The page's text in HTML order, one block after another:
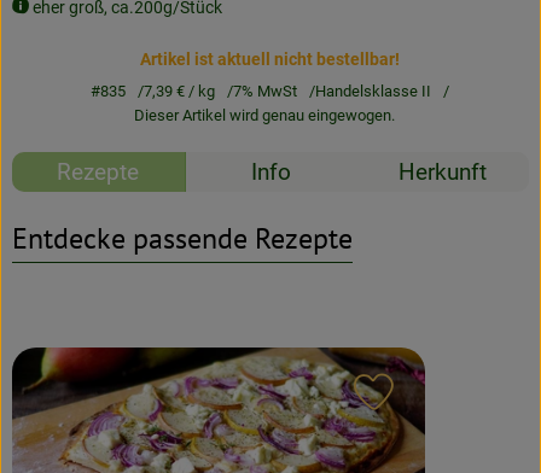
So gehts
Blog
Bio-Kochboxen
eher groß, ca.200g/Stück
Artikel ist aktuell nicht bestellbar!
#835 7,39 € / kg 7% MwSt
Handelsklasse II
Dieser Artikel wird genau eingewogen.
Rezepte Info Herkunft
Entdecke passende Rezepte
Rezept zu